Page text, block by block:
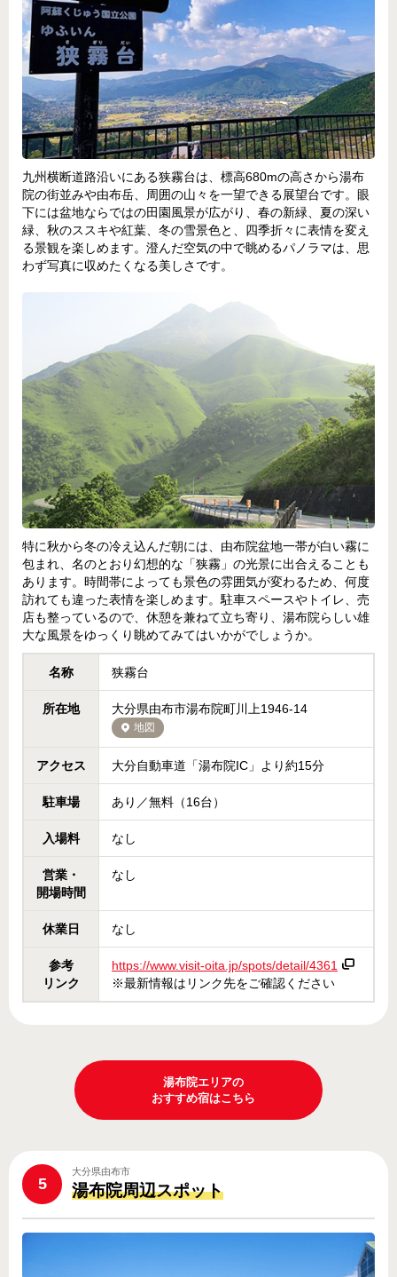
九州横断道路沿いにある狭霧台は、標高680mの高さから湯布
院の街並みや由布岳、周囲の山々を一望できる展望台です。眼
下には盆地ならではの田園風景が広がり、春の新緑、夏の深い
緑、秋のススキや紅葉、冬の雪景色と、四季折々に表情を変え
る景観を楽しめます。澄んだ空気の中で眺めるパノラマは、思
わず写真に収めたくなる美しさです。
特に秋から冬の冷え込んだ朝には、由布院盆地一帯が白い霧に
包まれ、名のとおり幻想的な「狭霧」の光景に出合えることも
あります。時間帯によっても景色の雰囲気が変わるため、何度
訪れても違った表情を楽しめます。駐車スペースやトイレ、売
店も整っているので、休憩を兼ねて立ち寄り、湯布院らしい雄
大な風景をゆっくり眺めてみてはいかがでしょうか。
名称 狭霧台
所在地 大分県由布市湯布院町川上1946-14
地図
アクセス 大分自動車道「湯布院IC」より約15分
駐車場 あり／無料（16台）
入場料 なし
営業・
開場時間
なし
休業日 なし
参考
リンク
https://www.visit-oita.jp/spots/detail/4361
※最新情報はリンク先をご確認ください
湯布院エリアの
おすすめ宿はこちら
5
大分県由布市
湯布院周辺スポット